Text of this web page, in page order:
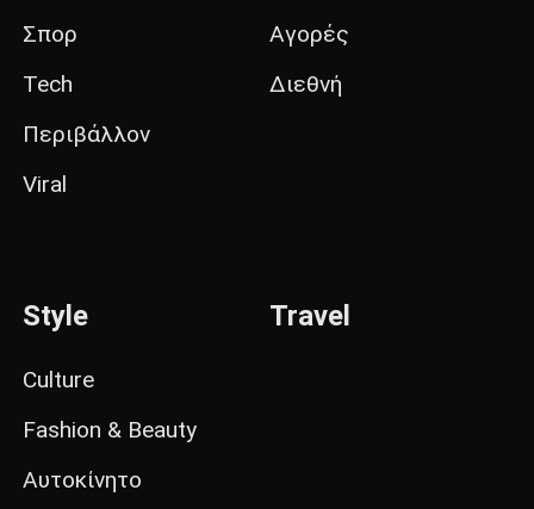
Σπορ
Tech
Περιβάλλον
Viral
Αγορές
Διεθνή
Style
Culture
Fashion & Beauty
Αυτοκίνητο
Travel